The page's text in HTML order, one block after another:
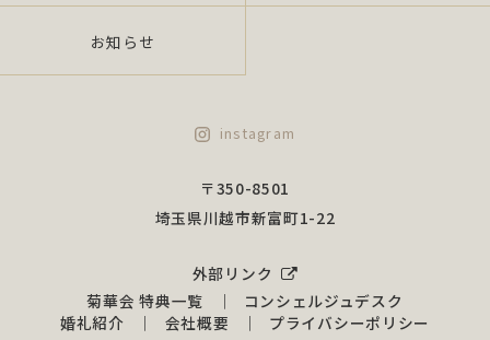
的安全措置を講じ、個人情報の安全性及び正確性
を確保するために諸政策を実行し、是正いたしま
（1）組織的安全措置について 情報管理の役割、責
の策定、監督を行うものとします
（2）物理的安全措置について 漏えい、滅失又はき
（3）技術的安全措置について システム上の利用を
定め、正確性・安全性の管理を行うものとし
ます。
お知らせ
instagram
外部リンク
菊華会 特典一覧
コンシェルジュデスク
婚礼紹介
会社概要 プライバシーポリシー
〒350-8501
埼玉県川越市新富町1-22